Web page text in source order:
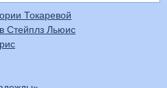
Токаревой
Стейплз Льюис